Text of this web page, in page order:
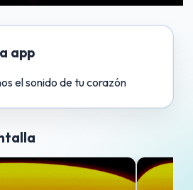
app
el sonido de tu corazón